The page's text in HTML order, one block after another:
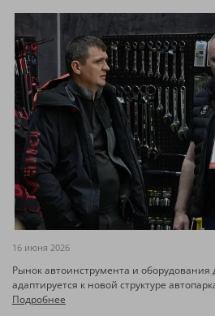
16 июня 2026
Рынок автоинструмента и оборудования
адаптируется к новой структуре
Подробнее